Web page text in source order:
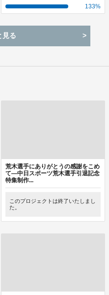
133%
見る
荒木選手にありがとうの感謝をこめ
て―中日スポーツ荒木選手引退記念
特集制作...
このプロジェクトは終了いたしまし
た。